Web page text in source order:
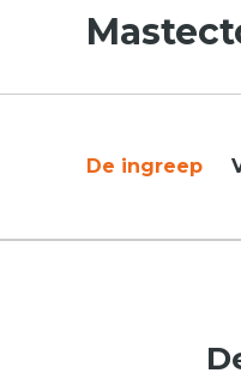
De ingreep